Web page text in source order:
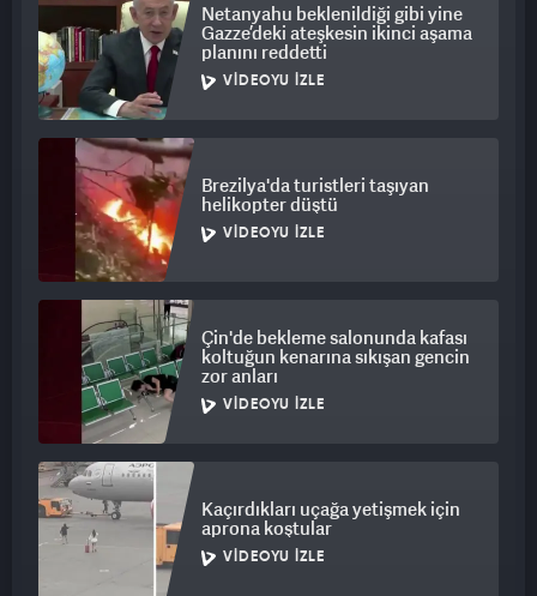
Netanyahu beklenildiği gibi yine
Gazze’deki ateşkesin ikinci aşama
planını reddetti
VIDEOYU İZLE
Brezilya'da turistleri taşıyan
helikopter düştü
VIDEOYU İZLE
Çin'de bekleme salonunda kafası
koltuğun kenarına sıkışan gencin
zor anları
VIDEOYU İZLE
Kaçırdıkları uçağa yetişmek için
aprona koştular
VIDEOYU İZLE